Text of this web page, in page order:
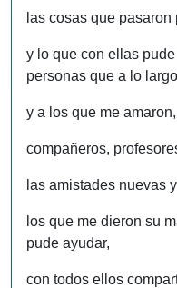
las cosas que pasaron
y lo que con ellas
personas que a lo
y a los que me amaron,
compañeros,
las amistades nuevas
los que me dieron su
pude ayudar,
con todos ellos